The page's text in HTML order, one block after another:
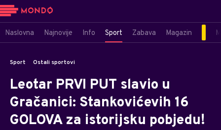
Naslovna Najnovije Info Sport Zabava Magazin
Sport Ostali sportovi
Leotar PRVI PUT slavio u
Gračanici: Stankovićevih 16
GOLOVA za istorijsku pobjedu!